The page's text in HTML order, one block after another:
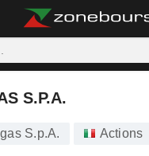
S.P.A.
S.p.A. Actions